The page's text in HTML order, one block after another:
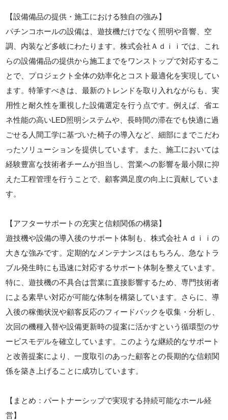
【設備備品の提供・施工における独自の強み】
パチンコホールの設備は、遊技機だけでなく照明や音響、空
調、内装など多岐にわたります。株式会社Ａｄｉｉでは、これ
らの設備備品の提供から施工までをワンストップで対応するこ
とで、プロジェクト全体の効率化とコスト最適化を実現してい
ます。特筆すべきは、最新のトレンドを取り入れながらも、実
用性と耐久性を重視した設備選定を行う点です。例えば、省エ
ネ性能の高いLED照明システムや、長時間の滞在でも快適に過
ごせる人間工学に基づいた椅子の導入など、細部にまでこだわ
ったソリューションを提供しています。また、施工においては
経験豊富な技術者チームが担当し、営業への影響を最小限に抑
えた工程管理を行うことで、顧客満足度の向上に貢献していま
す。
【アフターサポートの充実と信頼関係の構築】
遊技機や設備の導入後のサポート体制も、株式会社Ａｄｉｉの
大きな強みです。定期的なメンテナンスはもちろん、急なトラ
ブル発生時にも迅速に対応するサポート体制を整えています。
特に、遊技機の不具合は営業に直接影響するため、専門技術者
による素早い対応が可能な体制を構築しています。さらに、導
入後の稼働状況や顧客反応のフィードバックを収集・分析し、
次回の機種入替や設備更新時の提案に活かすという循環型のサ
ービスモデルを確立しています。このような継続的なサポート
と改善提案により、一度取引のあった顧客との長期的な信頼関
係を築き上げることに成功しています。
【まとめ：パートナーシップで実現する持続可能なホール経
営】